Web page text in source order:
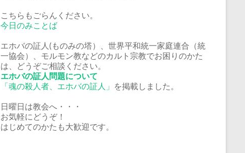
こちらもごらんください。
今日のみことば
エホバの証人(ものみの塔）、世界平和統一家庭連合（統
一協会）、モルモン教などのカルト宗教でお困りのかた
は、どうぞご相談ください。
エホバの証人問題について
「魂の殺人者、エホバの証人」 を掲載しました。
日曜日は教会へ・・・
お気軽にどうぞ！
はじめてのかたも大歓迎です。